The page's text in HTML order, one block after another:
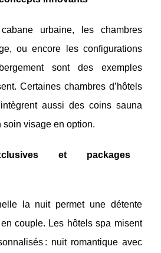
urbaine, les chambres
ou encore les configurations
sont des exemples
Certaines chambres d’hôtels
aussi des coins sauna
soin visage en option.
et packages
la nuit permet une détente
couple. Les hôtels spa misent
: nuit romantique avec